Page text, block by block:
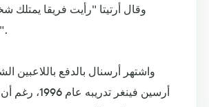
وقال أرتيتا "رأيت فريقا
اللحظات الصعبة".
واشتهر أرسنال بالدفع باللاعبين
أرسين فينغر